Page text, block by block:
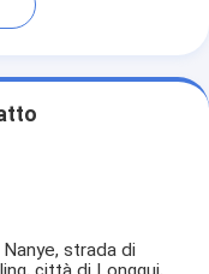
strada di